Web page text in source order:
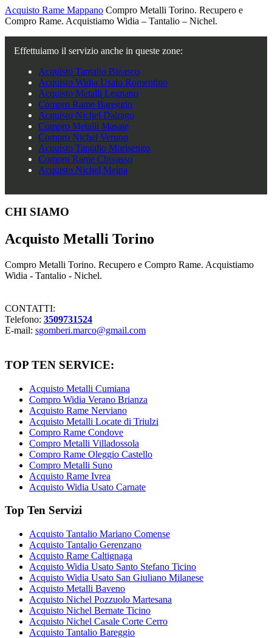
Acquisto Rame Mappano Compro Metalli Torino. Recupero e
Compro Rame. Acquistiamo Widia – Tantalio – Nichel.
Effettuiamo il servizio anche in queste zone:
Acquisto Tantalio Binasco
Acquisto Widia Usato Romentino
Acquisto Metalli Legnano
Compro Rame Bareggio
Acquisto Nichel Dairago
Compro Metalli Masate
Compro Nichel Veruno
Acquisto Tantalio Murisengo
Compro Rame Chivasso
Acquisto Nichel Meina
Footer
CHI SIAMO
Acquisto Metalli Torino
Compro Metalli Torino. Recupero e Compro Rame. Acquistiamo
Widia - Tantalio - Nichel.
CONTATTI:
Telefono: 3509731524
E-mail: sgomberi.marco@gmail.com
TOP TEN SERVICE:
Acquisto Metalli Cumiana
Compro Widia Verano Brianza
Acquisto Rame Nerviano
Acquisto Metalli Locate di Triulzi
Compro Rame Condove
Compro Metalli Villadossola
Compro Rame Oleggio Castello
Compro Metalli Suno
Acquisto Rame Ivrea
Acquisto Widia Usato Carnate
Top Ten Servizi
Acquisto Tantalio Mariano Comense
Acquisto Tantalio Gerenzano
Acquisto Rame Caltignaga
Acquisto Widia Usato Santo Stefano Ticino
Acquisto Widia Usato San Giuliano Milanese
Acquisto Metalli Baveno
Acquisto Nichel Pozzuolo Martesana
Acquisto Nichel Bernate Ticino
Acquisto Nichel Casale Corte Cerro
Acquisto Tantalio Bareggio